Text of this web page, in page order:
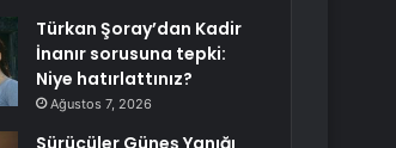
Türkan Şoray’dan Kadir
İnanır sorusuna tepki:
Niye hatırlattınız?
Ağustos 7, 2026
Sürücüler Güneş Yanığı